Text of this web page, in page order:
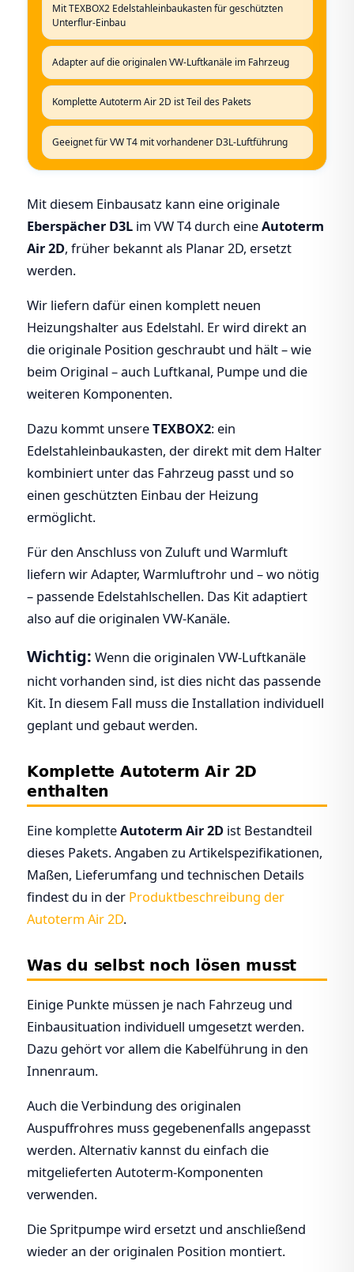
Mit TEXBOX2 Edelstahleinbaukasten für geschützten
Unterflur-Einbau
Adapter auf die originalen VW-Luftkanäle im Fahrzeug
Komplette Autoterm Air 2D ist Teil des Pakets
Geeignet für VW T4 mit vorhandener D3L-Luftführung
Mit diesem Einbausatz kann eine originale
Eberspächer D3Lim VW T4 durch eineAutoterm
Air 2D, früher bekannt als Planar 2D, ersetzt
werden.
Wir liefern dafür einen komplett neuen
Heizungshalter aus Edelstahl. Er wird direkt an
die originale Position geschraubt und hält – wie
beim Original – auch Luftkanal, Pumpe und die
weiteren Komponenten.
Dazu kommt unsereTEXBOX2: ein
Edelstahleinbaukasten, der direkt mit dem Halter
kombiniert unter das Fahrzeug passt und so
einen geschützten Einbau der Heizung
ermöglicht.
Für den Anschluss von Zuluft und Warmluft
liefern wir Adapter, Warmluftrohr und – wo nötig
– passende Edelstahlschellen. Das Kit adaptiert
also auf die originalen VW-Kanäle.
Wichtig: Wenn die originalen VW-Luftkanäle
nicht vorhanden sind, ist dies nicht das passende
Kit. In diesem Fall muss die Installation individuell
geplant und gebaut werden.
Komplette Autoterm Air 2D
enthalten
Eine kompletteAutoterm Air 2Dist Bestandteil
dieses Pakets. Angaben zu Artikelspezifikationen,
Maßen, Lieferumfang und technischen Details
findest du in der Produktbeschreibung der
Autoterm Air 2D.
Was du selbst noch lösen musst
Einige Punkte müssen je nach Fahrzeug und
Einbausituation individuell umgesetzt werden.
Dazu gehört vor allem die Kabelführung in den
Innenraum.
Auch die Verbindung des originalen
Auspuffrohres muss gegebenenfalls angepasst
werden. Alternativ kannst du einfach die
mitgelieferten Autoterm-Komponenten
verwenden.
Die Spritpumpe wird ersetzt und anschließend
wieder an der originalen Position montiert.